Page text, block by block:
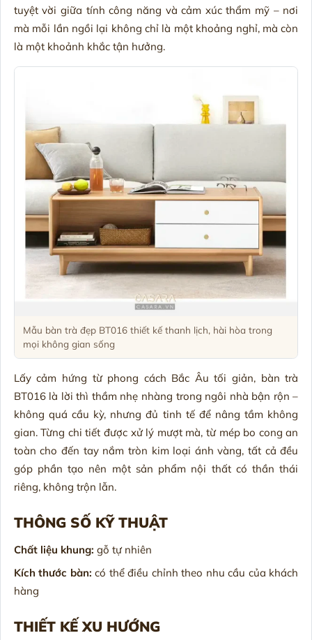
tuyệt vời giữa tính công năng và cảm xúc thẩm mỹ – nơi
mà mỗi lần ngồi lại không chỉ là một khoảng nghỉ, mà còn
là một khoảnh khắc tận hưởng.
Mẫu bàn trà đẹp BT016 thiết kế thanh lịch, hài hòa trong
mọi không gian sống
Lấy cảm hứng từ phong cách Bắc Âu tối giản, bàn trà
BT016 là lời thì thầm nhẹ nhàng trong ngôi nhà bận rộn –
không quá cầu kỳ, nhưng đủ tinh tế để nâng tầm không
gian. Từng chi tiết được xử lý mượt mà, từ mép bo cong an
toàn cho đến tay nắm tròn kim loại ánh vàng, tất cả đều
góp phần tạo nên một sản phẩm nội thất có thần thái
riêng, không trộn lẫn.
THÔNG SỐ KỸ THUẬT
Chất liệu khung: gỗ tự nhiên
Kích thước bàn: có thể điều chỉnh theo nhu cầu của khách
hàng
THIẾT KẾ XU HƯỚNG